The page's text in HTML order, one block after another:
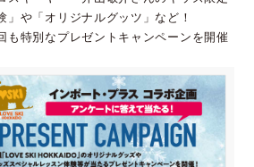
」や「オリジナルグッツ」など！
も特別なプレゼントキャンペーンを開催